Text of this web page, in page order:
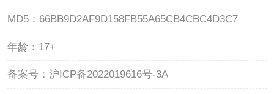
MD5： 66BB9D2AF9D158FB55A65CB4CBC4D3C7
年龄： 17+
备案号： 沪ICP备2022019616号-3A